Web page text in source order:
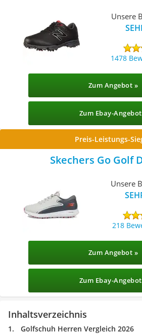
Unsere
1478
Zum Angebot »
Zum Ebay-
Preis-Leistungs-
Skechers Go Golf
Unsere
218
Zum Angebot »
Zum Ebay-
Inhaltsverzeichnis
Golfschuh Herren Vergleich 2026